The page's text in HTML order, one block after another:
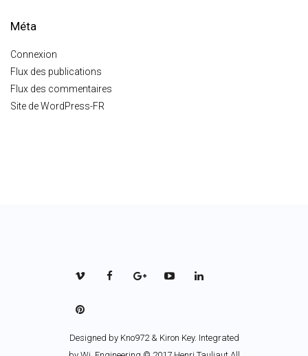
Méta
Connexion
Flux des publications
Flux des commentaires
Site de WordPress-FR
Designed by Kno972 & Kiron Key. Integrated